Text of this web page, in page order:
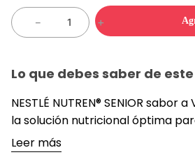
＋
－
Lo que debes saber de
NESTLÉ NUTREN® SENIOR sabor
la solución nutricional óptima
recuperar masa muscular y
Diseñado especialmente para
Leer más